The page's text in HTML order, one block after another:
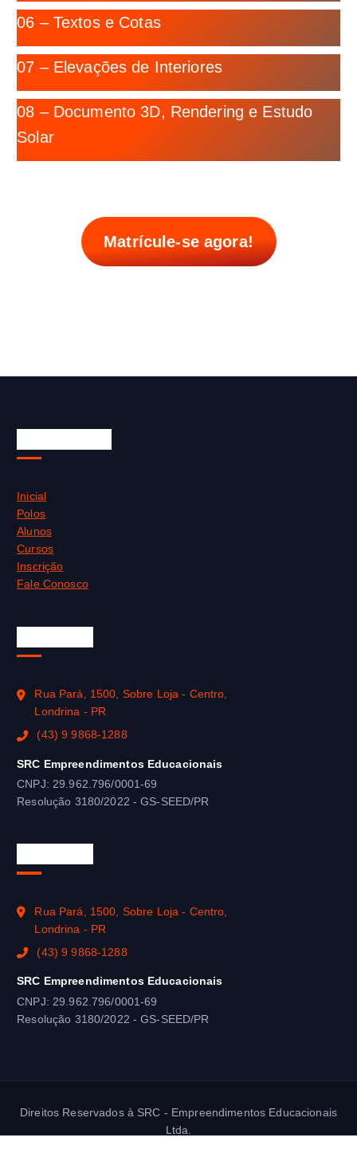
06 – Textos e Cotas
07 – Elevações de Interiores
08 – Documento 3D, Rendering e Estudo
Solar
Matrícule-se agora!
Inicial
Polos
Alunos
Cursos
Inscrição
Fale Conosco
Rua Pará, 1500, Sobre Loja - Centro,
Londrina - PR
(43) 9 9868-1288
SRC Empreendimentos Educacionais
CNPJ: 29.962.796/0001-69
Resolução 3180/2022 - GS-SEED/PR
Rua Pará, 1500, Sobre Loja - Centro,
Londrina - PR
(43) 9 9868-1288
SRC Empreendimentos Educacionais
CNPJ: 29.962.796/0001-69
Resolução 3180/2022 - GS-SEED/PR
Direitos Reservados à SRC - Empreendimentos Educacionais
Ltda.